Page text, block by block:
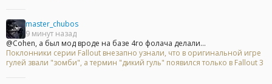
master_chubos
9 минут назад
@Cohen, а был мод вроде на базе 4го фолача делали...
Поклонники серии Fallout внезапно узнали, что в оригинальной игре
гулей звали "зомби", а термин "дикий гуль" появился только в Fallout 3